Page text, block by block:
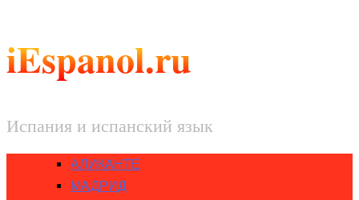
iEspanol.ru
Испания и испанский язык
АЛИКАНТЕ
МАДРИД